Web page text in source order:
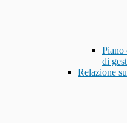
Piano
di
Relazione